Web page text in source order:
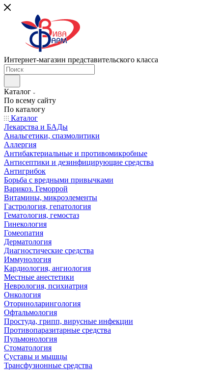
Интернет-магазин представительского класса
Каталог
По всему сайту
По каталогу
Каталог
Лекарства и БАДы
Анальгетики, спазмолитики
Аллергия
Антибактериальные и противомикробные
Антисептики и дезинфицирующие средства
Антигрибок
Борьба с вредными привычками
Варикоз. Геморрой
Витамины, микроэлементы
Гастрология, гепатология
Гематология, гемостаз
Гинекология
Гомеопатия
Дерматология
Диагностические средства
Иммунология
Кардиология, ангиология
Местные анестетики
Неврология, психиатрия
Онкология
Оториноларингология
Офтальмология
Простуда, грипп, вирусные инфекции
Противопаразитарные средства
Пульмонология
Стоматология
Суставы и мышцы
Трансфузионные средства